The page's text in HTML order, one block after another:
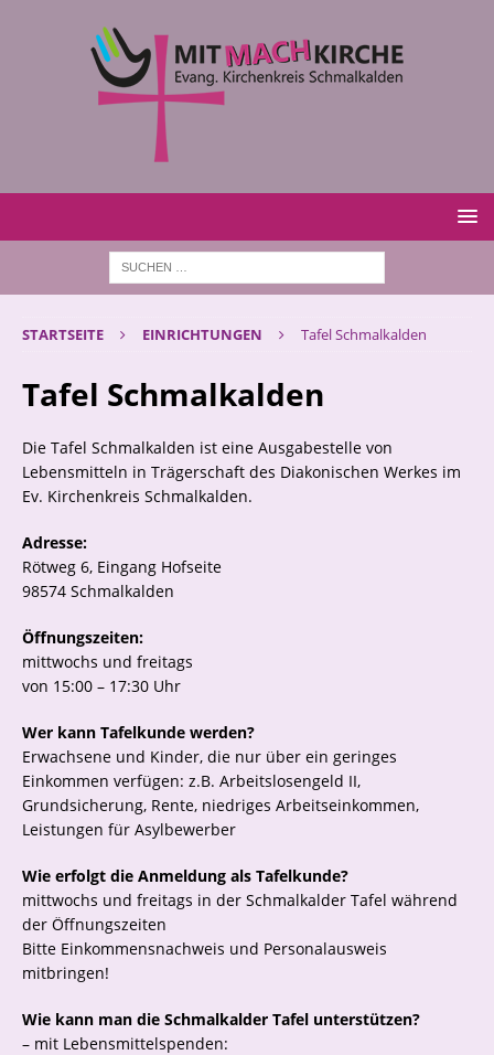
STARTSEITE EINRICHTUNGEN Tafel Schmalkalden
Tafel Schmalkalden
Die Tafel Schmalkalden ist eine Ausgabestelle von
Lebensmitteln in Trägerschaft des Diakonischen Werkes im
Ev. Kirchenkreis Schmalkalden.
Adresse:
Rötweg 6, Eingang Hofseite
98574 Schmalkalden
Öffnungszeiten:
mittwochs und freitags
von 15:00 – 17:30 Uhr
Wer kann Tafelkunde werden?
Erwachsene und Kinder, die nur über ein geringes
Einkommen verfügen: z.B. Arbeitslosengeld II,
Grundsicherung, Rente, niedriges Arbeitseinkommen,
Leistungen für Asylbewerber
Wie erfolgt die Anmeldung als Tafelkunde?
mittwochs und freitags in der Schmalkalder Tafel während
der Öffnungszeiten
Bitte Einkommensnachweis und Personalausweis
mitbringen!
Wie kann man die Schmalkalder Tafel unterstützen?
– mit Lebensmittelspenden: